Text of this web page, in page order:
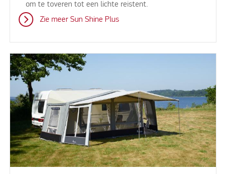
om te toveren tot een lichte reistent.
Zie meer Sun Shine Plus